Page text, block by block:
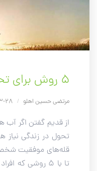
۵ روش برای تحول در زندگی
مرتضی حسین اهلو /
از قدیم گفتن اگر
تحول در زندگی نیاز
قله‌های موفقیت
تا با 5 روشی که